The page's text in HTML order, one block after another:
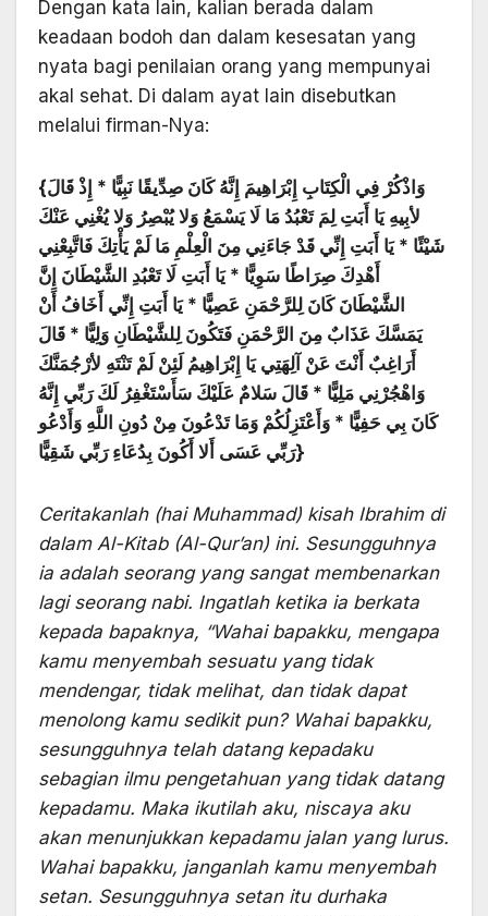
Dengan kata lain, kalian berada dalam
keadaan bodoh dan dalam kesesatan yang
nyata bagi penilaian orang yang mempunyai
akal sehat. Di dalam ayat lain disebutkan
melalui firman-Nya:
{وَاذْكُرْ فِي الْكِتَابِ إِبْرَاهِيمَ إِنَّهُ كَانَ صِدِّيقًا نَبِيًّا * إِذْ قَالَ
لأبِيهِ يَا أَبَتِ لِمَ تَعْبُدُ مَا لَا يَسْمَعُ وَلا يُبْصِرُ وَلا يُغْنِي عَنْكَ
شَيْئًا * يَا أَبَتِ إِنِّي قَدْ جَاءَنِي مِنَ الْعِلْمِ مَا لَمْ يَأْتِكَ فَاتَّبِعْنِي
أَهْدِكَ صِرَاطًا سَوِيًّا * يَا أَبَتِ لَا تَعْبُدِ الشَّيْطَانَ إِنَّ
الشَّيْطَانَ كَانَ لِلرَّحْمَنِ عَصِيًّا * يَا أَبَتِ إِنِّي أَخَافُ أَنْ
يَمَسَّكَ عَذَابٌ مِنَ الرَّحْمَنِ فَتَكُونَ لِلشَّيْطَانِ وَلِيًّا * قَالَ
أَرَاغِبٌ أَنْتَ عَنْ آلِهَتِي يَا إِبْرَاهِيمُ لَئِنْ لَمْ تَنْتَهِ لأرْجُمَنَّكَ
وَاهْجُرْنِي مَلِيًّا * قَالَ سَلامٌ عَلَيْكَ سَأَسْتَغْفِرُ لَكَ رَبِّي إِنَّهُ
كَانَ بِي حَفِيًّا * وَأَعْتَزِلُكُمْ وَمَا تَدْعُونَ مِنْ دُونِ اللَّهِ وَأَدْعُو
رَبِّي عَسَى أَلا أَكُونَ بِدُعَاءِ رَبِّي شَقِيًّا}
Ceritakanlah (hai Muhammad) kisah Ibrahim di
dalam Al-Kitab (Al-Qur’an) ini. Sesungguhnya
ia adalah seorang yang sangat membenarkan
lagi seorang nabi. Ingatlah ketika ia berkata
kepada bapaknya, “Wahai bapakku, mengapa
kamu menyembah sesuatu yang tidak
mendengar, tidak melihat, dan tidak dapat
menolong kamu sedikit pun? Wahai bapakku,
sesungguhnya telah datang kepadaku
sebagian ilmu pengetahuan yang tidak datang
kepadamu. Maka ikutilah aku, niscaya aku
akan menunjukkan kepadamu jalan yang lurus.
Wahai bapakku, janganlah kamu menyembah
setan. Sesungguhnya setan itu durhaka